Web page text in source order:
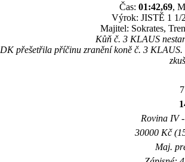
Čas: 01:42,69,
Výrok: JISTĚ 1 1/
Majitel: Sokrates,
Kůň č. 3 KLAUS
DK přešetřila příčinu zranění koně č. 3
Rovina IV
30000 Kč
Maj.